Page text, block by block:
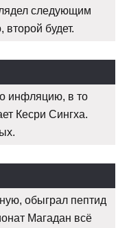
следующим
будет.
инфляцию, в то
Кесри Сингха.
обыграл пептид
Магадан всё